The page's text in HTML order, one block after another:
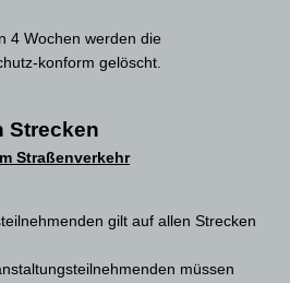
4 Wochen werden die
konform gelöscht.
Strecken
Straßenverkehr
gilt auf allen Strecken
müssen